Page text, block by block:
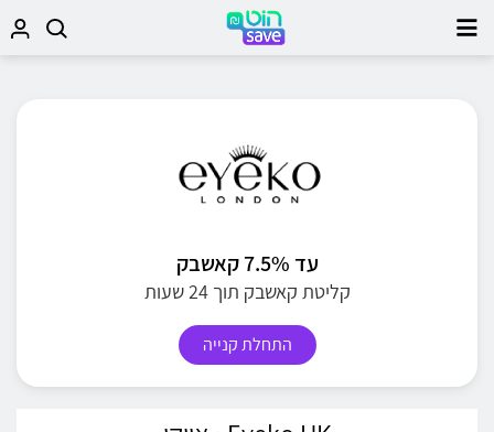
עד 7.5% קאשבק
קליטת קאשבק תוך 24 שעות
התחלת קנייה